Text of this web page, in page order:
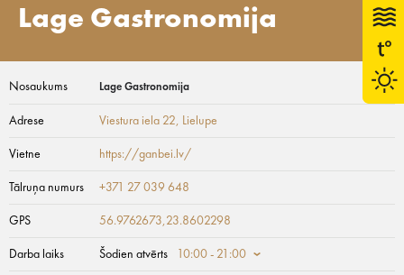
Lage Gastronomija
Nosaukums Lage Gastronomija
Adrese Viestura iela 22, Lielupe
Vietne https://ganbei.lv/
Tālruņa numurs +371 27 039 648
GPS 56.9762673,23.8602298
Darba laiks Šodien atvērts 10:00 - 21:00